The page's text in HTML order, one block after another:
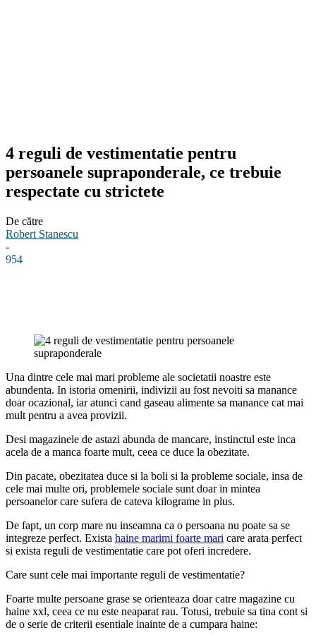
4 reguli de vestimentatie pentru
persoanele supraponderale, ce trebuie
respectate cu strictete
De către
Robert Stanescu
-
954
Una dintre cele mai mari probleme ale societatii noastre este
abundenta. In istoria omenirii, indivizii au fost nevoiti sa manance
doar ocazional, iar atunci cand gaseau alimente sa manance cat mai
mult pentru a avea provizii.
Desi magazinele de astazi abunda de mancare, instinctul este inca
acela de a manca foarte mult, ceea ce duce la obezitate.
Din pacate, obezitatea duce si la boli si la probleme sociale, insa de
cele mai multe ori, problemele sociale sunt doar in mintea
persoanelor care sufera de cateva kilograme in plus.
De fapt, un corp mare nu inseamna ca o persoana nu poate sa se
integreze perfect. Exista haine marimi foarte mari care arata perfect
si exista reguli de vestimentatie care pot oferi incredere.
Care sunt cele mai importante reguli de vestimentatie?
Foarte multe persoane grase se orienteaza doar catre magazine cu
haine xxl, ceea ce nu este neaparat rau. Totusi, trebuie sa tina cont si
de o serie de criterii esentiale inainte de a cumpara haine: